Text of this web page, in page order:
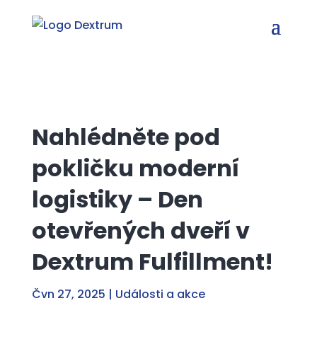
Nahlédněte pod
pokličku moderní
logistiky – Den
otevřených dveří v
Dextrum Fulfillment!
Čvn 27, 2025 | Události a akce